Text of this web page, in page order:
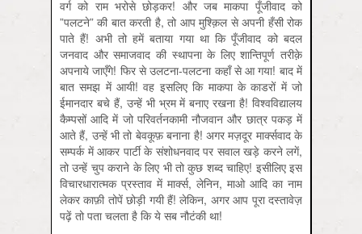
वर्ग को राम भरोसे छोड़कर! और जब माकपा पूँजीवाद को
”पलटने” की बात करती है, तो आप मुश्क़िल से अपनी हँसी रोक
पाते हैं! अभी तो हमें बताया गया था कि पूँजीवाद को बदल
जनवाद और समाजवाद की स्थापना के लिए शान्तिपूर्ण तरीक़े
अपनाये जाएँगे! फिर से उलटना-पलटना कहाँ से आ गया! बाद में
बात समझ में आयी! वह इसलिए कि माकपा के काडरों में जो
ईमानदार बचे हैं, उन्हें भी भ्रम में बनाए रखना है! विश्वविद्यालय
कैम्पसों आदि में जो परिवर्तनकामी नौजवान और छात्र पकड़ में
आते हैं, उन्हें भी तो बेवकूफ़ बनाना है! अगर मज़दूर मार्क्‍सवाद के
सम्पर्क में आकर पार्टी के संशोधनवाद पर सवाल खड़े करने लगें,
तो उन्हें चुप कराने के लिए भी तो कुछ शब्द चाहिए! इसीलिए इस
विचारधारात्मक प्रस्ताव में मार्क्‍स, लेनिन, माओ आदि का नाम
लेकर काफ़ी तोपें छोड़ी गयी हैं! लेकिन, अगर आप पूरा दस्तावेज़
पढ़ें तो पता चलता है कि ये सब नौटंकी था!